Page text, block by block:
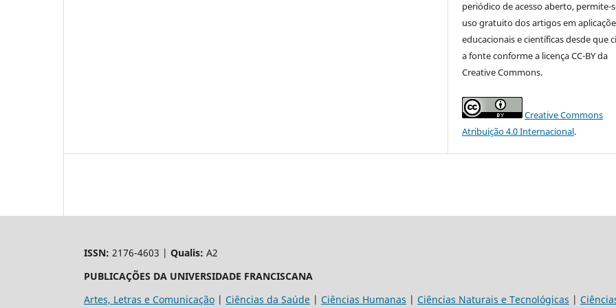
periódico de acesso aberto, permite-
uso gratuito dos artigos em
educacionais e científicas desde que
a fonte conforme a licença CC-BY da
Creative Commons.
Creative Commons
Atribuição 4.0 Internacional.
ISSN: 2176-4603 | Qualis: A2
PUBLICAÇÕES DA UNIVERSIDADE FRANCISCANA
Artes, Letras e Comunicação | Ciências da Saúde | Ciências Humanas | Ciências Naturais e Tecnológicas |